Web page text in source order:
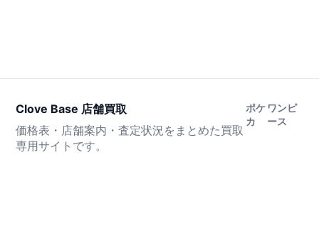
Clove Base 店舗買取
価格表・店舗案内・査定状況をまとめた買取
専用サイトです。
ポケ
カ
ワンピ
ース